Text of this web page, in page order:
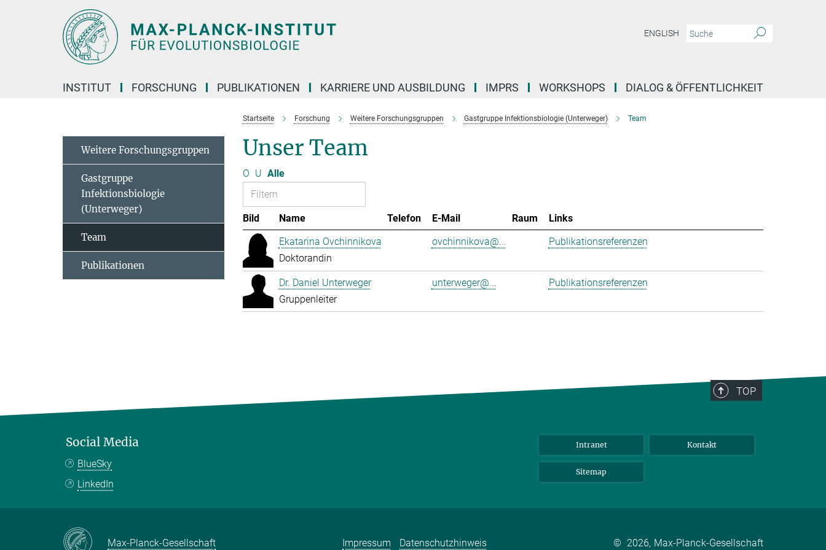
ENGLISH
INSTITUT FORSCHUNG PUBLIKATIONEN KARRIERE UND AUSBILDUNG IMPRS WORKSHOPS DIALOG & ÖFFENTLICHKEIT
Startseite Forschung Weitere Forschungsgruppen Gastgruppe Infektionsbiologie (Unterweger) Team
Unser Team
O U Alle
Bild Name Telefon E-Mail Raum
Links
Ekatarina Ovchinnikova
Doktorandin
ovchinnikova@... Publikationsreferenzen
Dr. Daniel Unterweger
Gruppenleiter
unterweger@... Publikationsreferenzen
Weitere Forschungsgruppen
Gastgruppe
Infektionsbiologie
(Unterweger)
Team
Publikationen
TOP
Social Media
BlueSky
LinkedIn
Intranet Kontakt
Sitemap
Max-Planck-Gesellschaft Impressum Datenschutzhinweis © 2026, Max-Planck-Gesellschaft